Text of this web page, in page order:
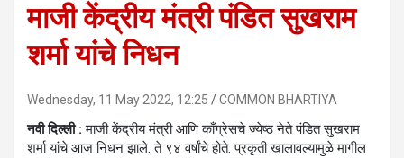
माजी केंद्रीय मंत्री पंडित सुखराम
शर्मा यांचे निधन
Wednesday, 11 May 2022, 12:25 COMMON BHARTIYA
नवी दिल्ली : माजी केंद्रीय मंत्री आणि काँग्रेसचे ज्‍येष्‍ठ नेते पंडित सुखराम
शर्मा यांचे आज निधन झाले. ते ९४ वर्षांचे होते. प्रकृती खालावल्यामुळे मागील